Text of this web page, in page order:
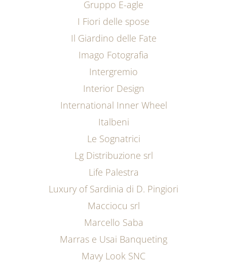
Gruppo E-agle
I Fiori delle spose
Il Giardino delle Fate
Imago Fotografia
Intergremio
Interior Design
International Inner Wheel
Italbeni
Le Sognatrici
Lg Distribuzione srl
Life Palestra
Luxury of Sardinia di D. Pingiori
Macciocu srl
Marcello Saba
Marras e Usai Banqueting
Mavy Look SNC